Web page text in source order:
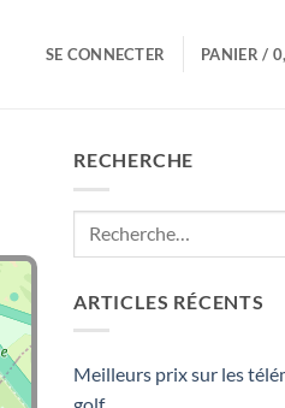
SE CONNECTER PANIER /
RECHERCHE
ARTICLES RÉCENTS
Meilleurs prix sur les